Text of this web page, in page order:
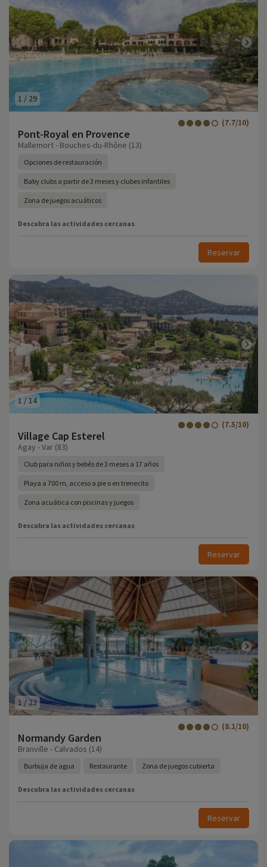
1 / 29
Pont-Royal en Provence
(7.7/10)
Mallemort - Bouches-du-Rhône (13)
Opciones de restauración
Baby clubs a partir de 3 meses y clubes infantiles
Zona de juegos acuáticos
Descubra las actividades cercanas
Reservar
1 /14
Village Cap Esterel
(7.5/10)
Agay - Var (83)
Club para niños y bebés de 3 meses a 17 años
Playa a 700 m, acceso a pie o en trenecito
Zona acuática con piscinas y juegos
Descubra las actividades cercanas
Reservar
1 / 23
Normandy Garden
(8.1/10)
Branville - Calvados (14)
Burbuja de agua Restaurante Zona de juegos cubierta
Descubra las actividades cercanas
Reservar